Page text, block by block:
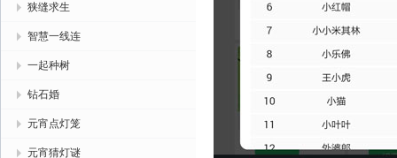
狭缝求生
智慧一线连
一起种树
钻石婚
元宵点灯笼
元宵猜灯谜